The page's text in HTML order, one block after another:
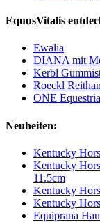
EquusVitalis
Ewalia
DIANA mit
Kerbl
Roeckl
ONE
Neuheiten:
Kentucky
Kentucky
11.5cm
Kentucky
Kentucky
Equiprana